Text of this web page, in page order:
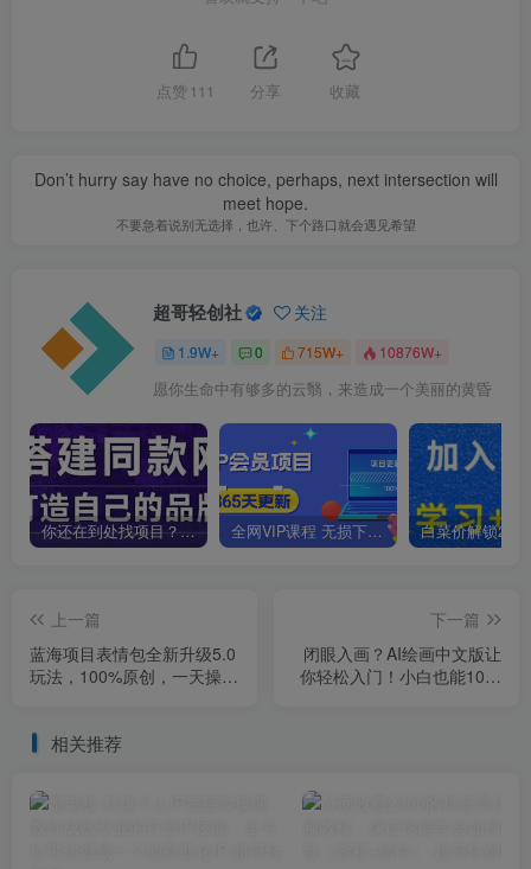
点赞 111 分享 收藏
Don’t hurry say have no choice, perhaps, next intersection will
meet hope.
不要急着说别无选择，也许、下个路口就会遇见希望
超哥轻创社 关注
1.9W+ 0 715W+ 10876W+
愿你生命中有够多的云翳，来造成一个美丽的黄昏
你还在到处找项目？还在当韭菜？我靠卖项目一个月收入5万+，曾经我也是个失败者。 全网VIP课程 无损下载~
上一篇
蓝海项目表情包全新升级5.0
玩法，100%原创，一天操作
下一篇
闭眼入画？AI绘画中文版让
你轻松入门！小白也能10秒
相关推荐